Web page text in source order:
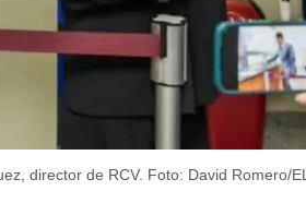
director de RCV. Foto: David Romero/EL